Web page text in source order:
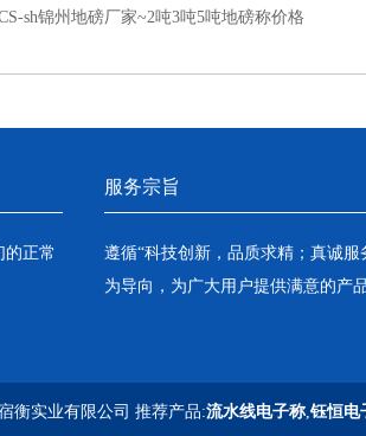
sh锦州地磅厂家~2吨3吨5吨地磅称价格
的正常
服务宗旨
遵循“科技创新，品质求精；真诚
为导向，为广大用户提供满意的产
衡实业有限公司 推荐产品:流水线电子称,钰恒电